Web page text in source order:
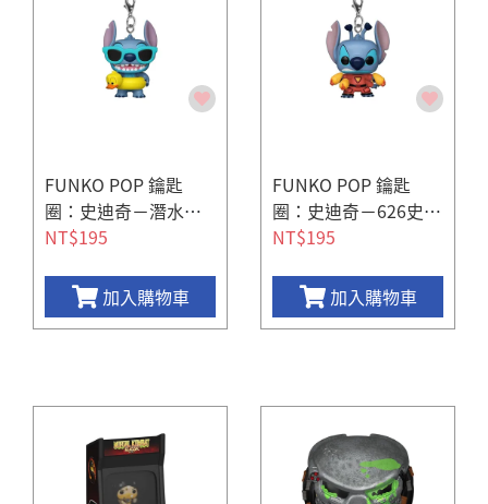
FUNKO POP 鑰匙
圈：史迪奇－潛水史
迪奇（Tuber）
NT$195
加入購物車
FUNKO POP 鑰匙
圈：史迪奇－626史迪
奇
NT$195
加入購物車